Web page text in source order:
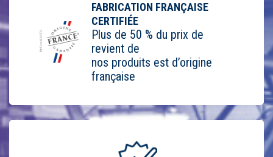
FABRICATION FRANÇAISE
CERTIFIÉE
Plus de 50 % du prix de
revient de
nos produits est d’origine
française